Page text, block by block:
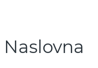
Naslovna